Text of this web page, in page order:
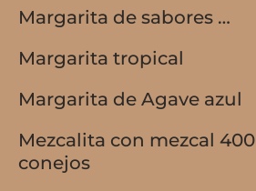
Margarita de sabores …
Margarita tropical
Margarita de Agave azul
Mezcalita con mezcal 400
conejos